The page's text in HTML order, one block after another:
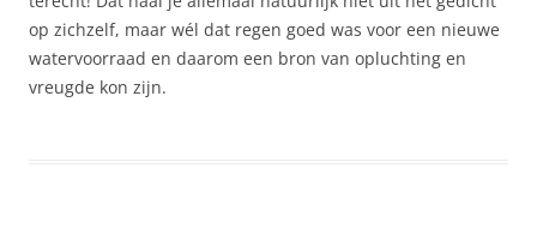
op zichzelf, maar wél dat regen goed was voor een nieuwe
watervoorraad en daarom een bron van opluchting en
vreugde kon zijn.